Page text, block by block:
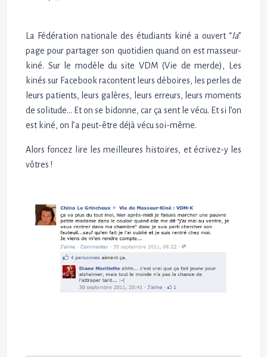
La Fédération nationale des étudiants kiné a ouvert “la”
page pour partager son quotidien quand on est masseur-
kiné. Sur le modèle du site VDM (Vie de merde), Les
kinés sur Facebook racontent leurs déboires, les perles de
leurs patients, leurs galères, leurs erreurs, leurs moments
de solitude… Et on se bidonne, car ça sent le vécu. Et si l’on
est kiné, on l’a peut-être déjà vécu soi-même.
Alors foncez lire les meilleures histoires, et écrivez-y les
vôtres !